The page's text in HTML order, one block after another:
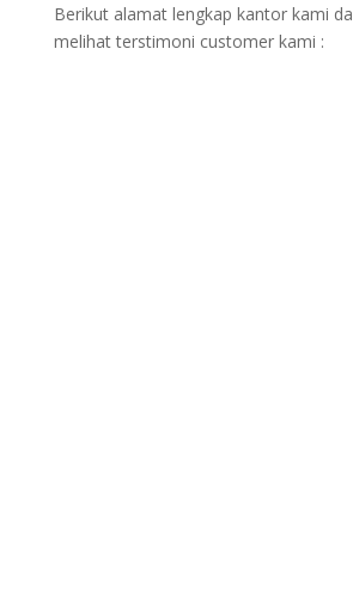
Berikut alamat lengkap kantor kami
melihat terstimoni customer kami :